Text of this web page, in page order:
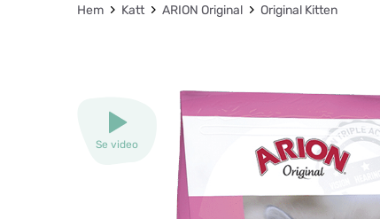
Hem Katt ARION Original Original Kitten
Se video